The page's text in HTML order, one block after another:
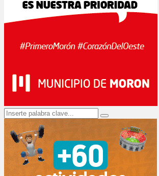
Search
for:
Search